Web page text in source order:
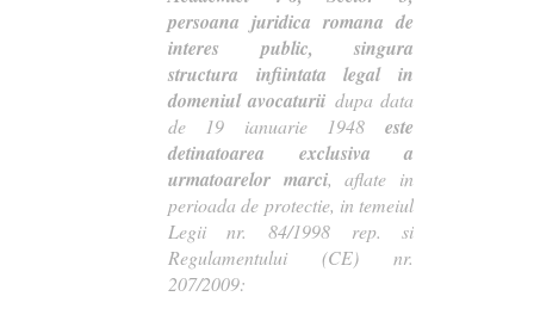
persoana juridica romana de
interes public, singura
structura infiintata legal in
domeniul avocaturii dupa data
de 19 ianuarie 1948este
detinatoarea exclusiva a
urmatoarelor marci, aflate in
perioada de protectie, in temeiul
Legii nr. 84/1998 rep. si
Regulamentului (CE) nr.
207/2009: